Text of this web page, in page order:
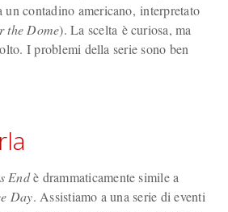
contadino americano, interpretato
the Dome). La scelta è curiosa, ma
I problemi della serie sono ben
Endè drammaticamente simile a
Day. Assistiamo a una serie di eventi